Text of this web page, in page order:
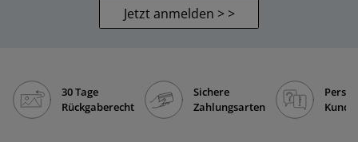
Jetzt anmelden > >
30 Tage
Rückgaberecht
Sichere
Zahlungsarten